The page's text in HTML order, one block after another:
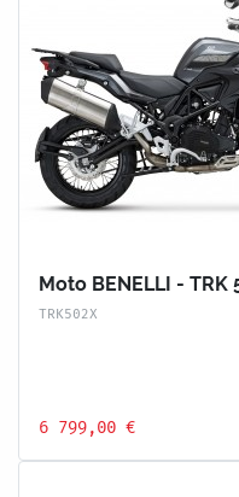
Moto BENELLI - TRK
TRK502X
6 799,00 €